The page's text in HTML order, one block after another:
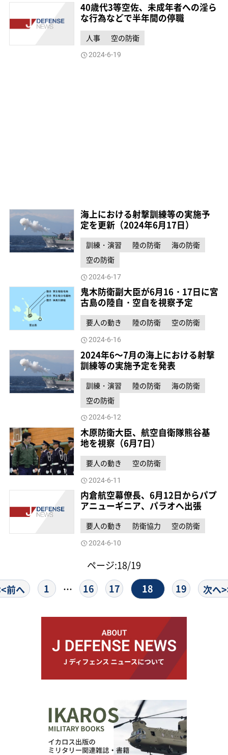
40歳代3等空佐、未成年者への淫ら
な行為などで半年間の停職
人事 空の防衛
2024-6-19
海上における射撃訓練等の実施予
定を更新（2024年6月17日）
訓練・演習 陸の防衛
海の防衛
空の防衛
2024-6-17
鬼木防衛副大臣が6月16・17日に宮
古島の陸自・空自を視察予定
要人の動き 陸の防衛 空の防衛
2024-6-16
2024年6～7月の海上における射撃
訓練等の実施予定を発表
訓練・演習 陸の防衛
海の防衛
空の防衛
2024-6-12
木原防衛大臣、航空自衛隊熊谷基
地を視察（6月7日）
要人の動き 空の防衛
2024-6-11
内倉航空幕僚長、6月12日からパプ
アニューギニア、パラオへ出張
要人の動き 防衛協力 空の防衛
2024-6-10
ページ:18/19
前へ
1 … 16 17 18 19 次へ